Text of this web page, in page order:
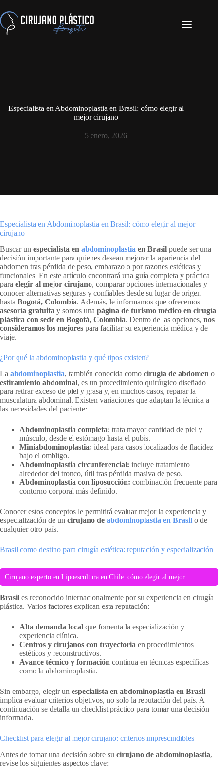
Especialista en Abdominoplastia en Brasil: cómo elegir al
mejor cirujano
5 enero, 2026
Especialista en Abdominoplastia en Brasil: cómo elegir al mejor
cirujano
Buscar un especialista en abdominoplastia en Brasil puede ser una
decisión importante para quienes desean mejorar la apariencia del
abdomen tras pérdida de peso, embarazo o por razones estéticas y
funcionales. En este artículo encontrará una guía completa y práctica
para elegir al mejor cirujano, comparar opciones internacionales y
conocer alternativas seguras y confiables desde su lugar de origen
hasta Bogotá, Colombia. Además, le informamos que ofrecemos
asesoría gratuita y somos una página de turismo médico en cirugía
plástica con sede en Bogotá, Colombia. Dentro de las opciones, nos
consideramos los mejores para facilitar su experiencia médica y de
viaje.
¿Por qué la abdominoplastia y qué tipos existen?
La abdominoplastia, también conocida como cirugía de abdomen o
estiramiento abdominal, es un procedimiento quirúrgico diseñado
para retirar exceso de piel y grasa y, en muchos casos, reparar la
musculatura abdominal. Existen variaciones que adaptan la técnica a
las necesidades del paciente:
Abdominoplastia completa: trata mayor cantidad de piel y
músculo, desde el estómago hasta el pubis.
Miniabdominoplastia: ideal para casos localizados de flacidez
bajo el ombligo.
Abdominoplastia circunferencial: incluye tratamiento
alrededor del tronco, útil tras pérdida masiva de peso.
Abdominoplastia con liposucción: combinación frecuente para
contorno corporal más definido.
Conocer estos conceptos le permitirá evaluar mejor la experiencia y
especialización de un cirujano de abdominoplastia en Brasil o de
cualquier otro país.
Brasil como destino para cirugía estética: reputación y especialización
Cirujano experto en Lipoescultura en Chile: cómo elegir al mejor
Brasil es reconocido internacionalmente por su experiencia en cirugía
plástica. Varios factores explican esta reputación:
Alta demanda local que fomenta la especialización y
experiencia clínica.
Centros y cirujanos con trayectoria en procedimientos
estéticos y reconstructivos.
Avance técnico y formación continua en técnicas específicas
como la abdominoplastia.
Sin embargo, elegir un especialista en abdominoplastia en Brasil
implica evaluar criterios objetivos, no solo la reputación del país. A
continuación se detalla un checklist práctico para tomar una decisión
informada.
Checklist para elegir al mejor cirujano: criterios imprescindibles
Antes de tomar una decisión sobre su cirujano de abdominoplastia,
revise los siguientes aspectos clave: